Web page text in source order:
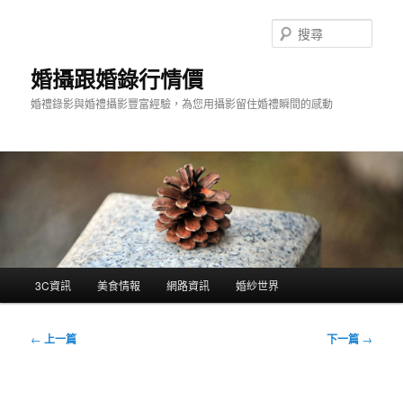
婚攝跟婚錄行情價
婚禮錄影與婚禮攝影豐富經驗，為您用攝影留住婚禮瞬間的感動
尋
3C資訊 美食情報 網路資訊 婚紗世界
文
← 上一篇 下一篇 →